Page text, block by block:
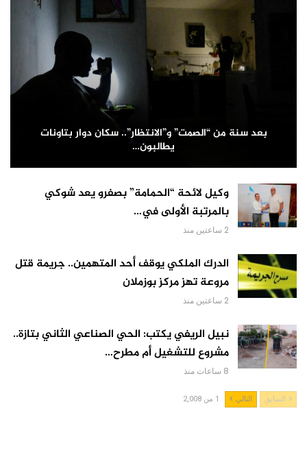
بعد سنة من “الصمت” و”الانتظار”.. سكان دوار بتاونات
يطالبون…
وكيل لائحة “الحمامة” بصفرو يعد شوكي
بالمرتبة الأولى في…
2 ساعتين منذ
الدرك الملكي يوقف أحد المتهمين.. جريمة قتل
مروعة تهز مركز بوزملان
2 ساعتين منذ
نبيل الريفي يكتب: الحي الصناعي الثاني بتازة..
مشروع للتشغيل أم مطرح…
8 ساعات منذ
السابق التالي 1 من 2,008